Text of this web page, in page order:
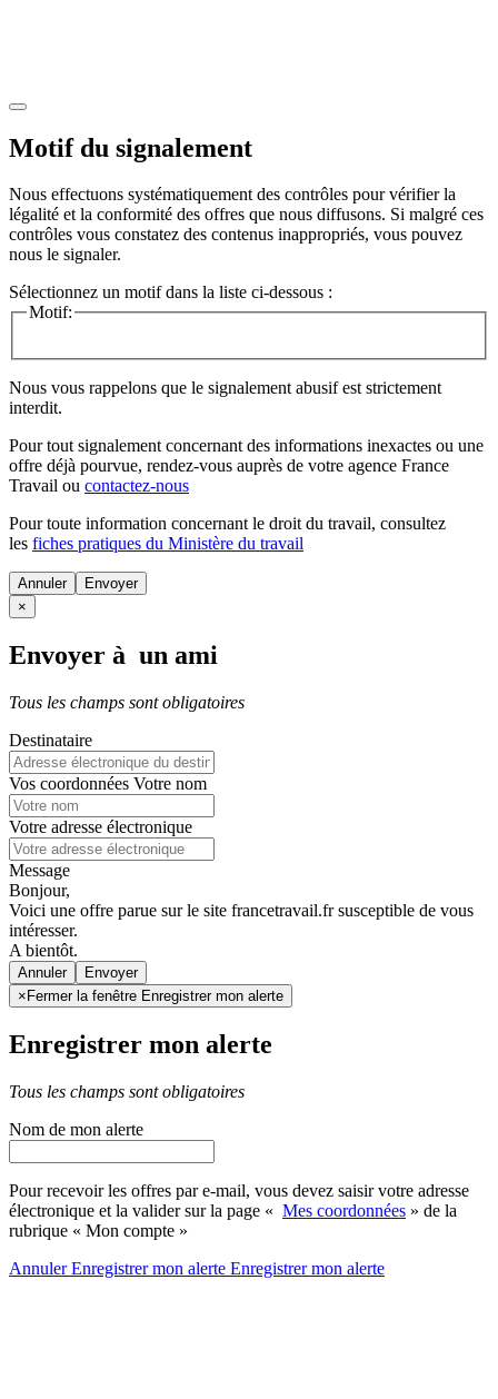
Motif du signalement
Nous effectuons systématiquement des contrôles pour vérifier la
légalité et la conformité des offres que nous diffusons. Si malgré ces
contrôles vous constatez des contenus inappropriés, vous pouvez
nous le signaler.
Sélectionnez un motif dans la liste ci-dessous :
Motif:
Nous vous rappelons que le signalement abusif est strictement
interdit.
Pour tout signalement concernant des informations inexactes ou une
offre déjà pourvue, rendez-vous auprès de votre agence France
Travail ou contactez-nous
Pour toute information concernant le droit du travail, consultez
les fiches pratiques du Ministère du travail
Annuler
×
Envoyer à un ami
Tous les champs sont obligatoires
Destinataire
Vos coordonnées Votre nom
Votre adresse électronique
Message
Bonjour,
Voici une offre parue sur le site francetravail.fr susceptible de vous
intéresser.
A bientôt.
Annuler
× Fermer la fenêtre Enregistrer mon alerte
Enregistrer mon alerte
Tous les champs sont obligatoires
Nom de mon alerte
Pour recevoir les offres par e-mail, vous devez saisir votre adresse
électronique et la valider sur la page « Mes coordonnées » de la
rubrique « Mon compte »
AnnulerEnregistrer mon alerte Enregistrermon alerte